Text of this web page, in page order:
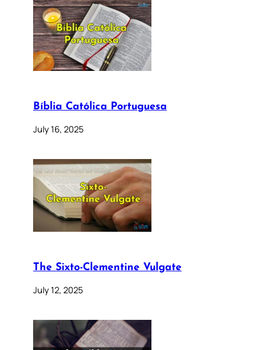
Bíblia Católica Portuguesa
July 16, 2025
The Sixto-Clementine Vulgate
July 12, 2025